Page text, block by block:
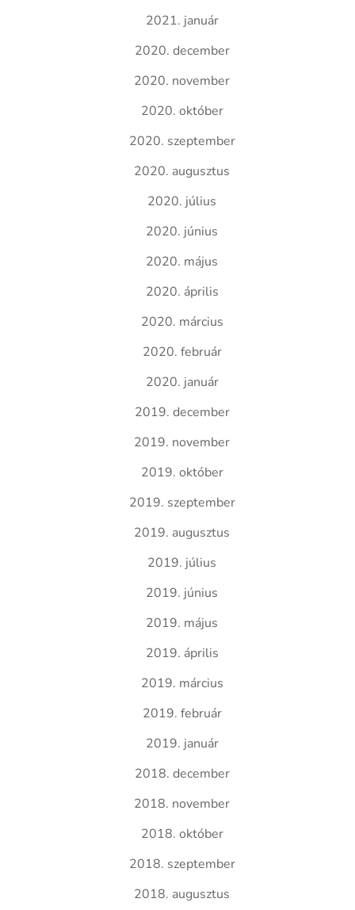
2021. január
2020. december
2020. november
2020. október
2020. szeptember
2020. augusztus
2020. július
2020. június
2020. május
2020. április
2020. március
2020. február
2020. január
2019. december
2019. november
2019. október
2019. szeptember
2019. augusztus
2019. július
2019. június
2019. május
2019. április
2019. március
2019. február
2019. január
2018. december
2018. november
2018. október
2018. szeptember
2018. augusztus